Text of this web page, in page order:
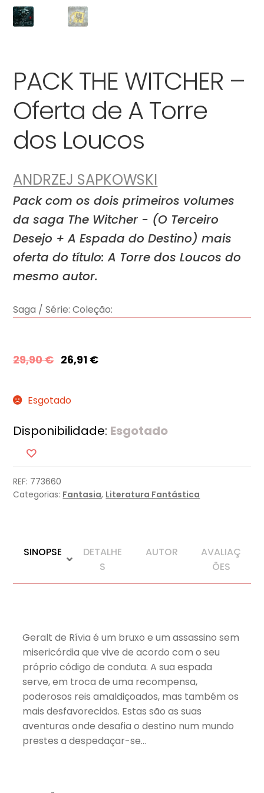
PACK THE WITCHER –
Oferta de A Torre
dos Loucos
ANDRZEJ SAPKOWSKI
Pack com os dois primeiros volumes
da saga The Witcher - (O Terceiro
Desejo + A Espada do Destino) mais
oferta do título: A Torre dos Loucos do
mesmo autor.
Saga / Série: Coleção:
29,90€ 26,91 €
Esgotado
Disponibilidade: Esgotado
REF: 773660
Categorias: Fantasia, Literatura Fantástica
SINOPSE
DETALHE
S
AUTOR
AVALIAÇ
ÕES
Geralt de Rívia é um bruxo e um assassino sem
misericórdia que vive de acordo com o seu
próprio código de conduta. A sua espada
serve, em troca de uma recompensa,
poderosos reis amaldiçoados, mas também os
mais desfavorecidos. Estas são as suas
aventuras onde desafia o destino num mundo
prestes a despedaçar-se…